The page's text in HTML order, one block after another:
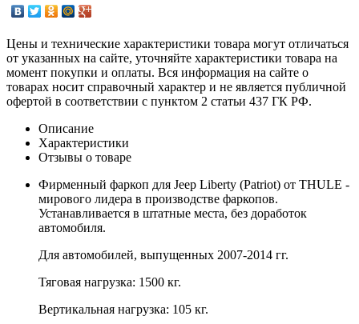
Цены и технические характеристики товара могут отличаться
от указанных на сайте, уточняйте характеристики товара на
момент покупки и оплаты. Вся информация на сайте о
товарах носит справочный характер и не является публичной
офертой в соответствии с пунктом 2 статьи 437 ГК РФ.
Описание
Характеристики
Отзывы о товаре
Фирменный фаркоп для Jeep Liberty (Patriot) от THULE -
мирового лидера в производстве фаркопов.
Устанавливается в штатные места, без доработок
автомобиля.
Для автомобилей, выпущенных 2007-2014 гг.
Тяговая нагрузка: 1500 кг.
Вертикальная нагрузка: 105 кг.